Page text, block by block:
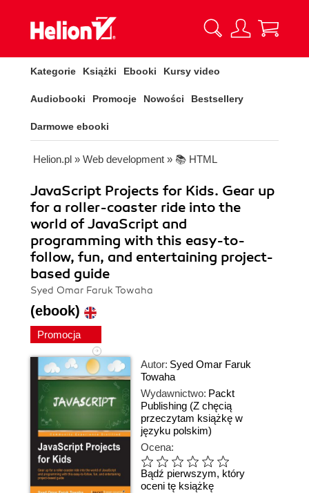
Kategorie Książki Ebooki Kursy video
Audiobooki Promocje Nowości Bestsellery
Darmowe ebooki
Helion.pl » Web development » 📚 HTML
JavaScript Projects for Kids. Gear up
for a roller-coaster ride into the
world of JavaScript and
programming with this easy-to-
follow, fun, and entertaining project-
based guide
Syed Omar Faruk Towaha
(ebook)
Promocja
Autor: Syed Omar Faruk
Towaha
Wydawnictwo: Packt
Publishing (Z chęcią
przeczytam książkę w
języku polskim)
Ocena:
Bądź pierwszym, który
oceni tę książkę